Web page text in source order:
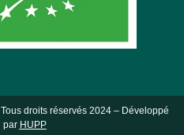
droits réservés 2024 – Développé
par HUPP